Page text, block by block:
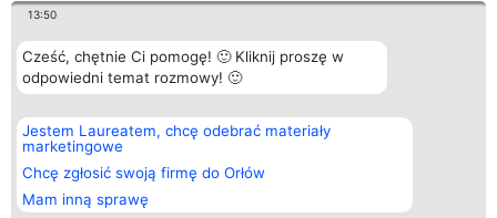
13:50
Cześć, chętnie Ci pomogę! 🙂 Kliknij proszę w
odpowiedni temat rozmowy! 🙂
Jestem Laureatem, chcę odebrać materiały
marketingowe
Chcę zgłosić swoją firmę do Orłów
Mam inną sprawę
Organizator plebiscytu
Bright Side Solutions sp. z o.
o. sp. k.
ul. Ruska 22
Wrocław 50-079
KRS 0000749100 | Regon
381313360 | NIP 8943132676
Plebiscyt
Laureaci
wszystkich
Laureatów
Regulamin
Kontakt
Kontakt